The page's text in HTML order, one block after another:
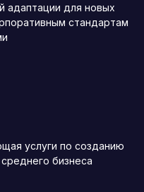
адаптации для новых
стандартам
услуги по созданию
бизнеса